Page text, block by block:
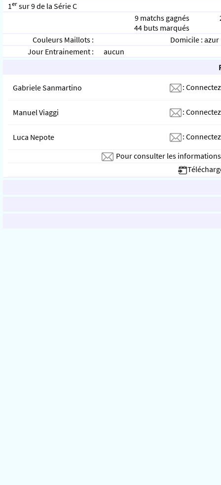
1ersur 9 de la Série C
9 matchs gagnés
44 buts marqués
Couleurs Maillots :
Domicile : azur
Jour Entrainement :
aucun
Gabriele Sanmartino :
Manuel Viaggi :
Luca Nepote :
Pour consulter les